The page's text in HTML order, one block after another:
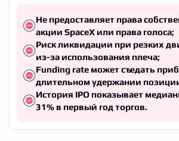
Не предоставляет права
акции SpaceX или права голоса;
Риск ликвидации при резких
из-за использования плеча;
Funding rate может съедать
длительном удержании
История IPO показывает
31% в первый год торгов.